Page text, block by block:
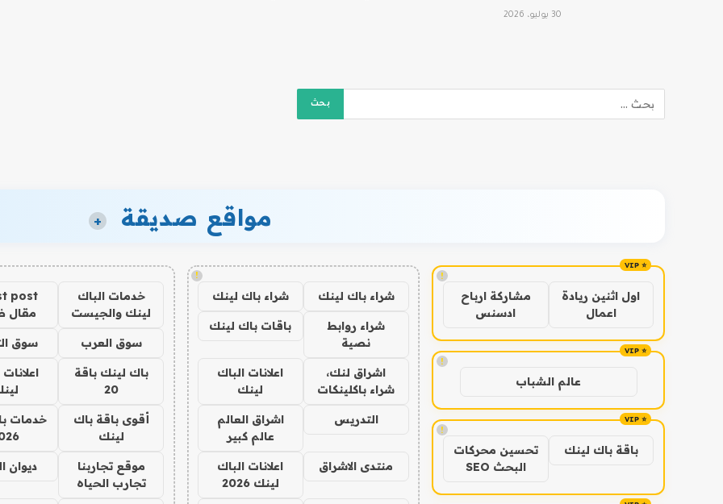
30 يوليو، 2026
مواقع صديقة +
!
اول اثنين ريادة
اعمال
مشاركة ارباح
ادسنس
!
عالم الشباب
!
باقة باك لينك
تحسين محركات
البحث SEO
!
شراء باك لينك شراء باك لينك
شراء روابط
نصية
باقات باك لينك
اشراق لنك،
شراء باكلينكات
اعلانات الباك
لينك
التدريس
اشراق العالم
عالم كبير
منتدى الاشراق
اعلانات الباك
لينك 2026
خدمات الباك
لينك والجيست
post
مقال
سوق العرب سوق
باك لينك باقة
20
أقوى باقة باك
لينك
خدمات
موقع تجاربنا
تجارب الحياه
ديوان